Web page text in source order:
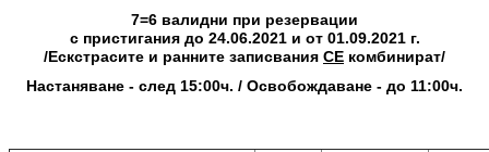
7=6 валидни при резервации
с пристигания до 24.06.2021 и от 01.09.2021 г.
/Ескстрасите и ранните записвания СЕ комбинират/
Настаняване - след 15:00ч. / Освобождаване - до 11:00ч.